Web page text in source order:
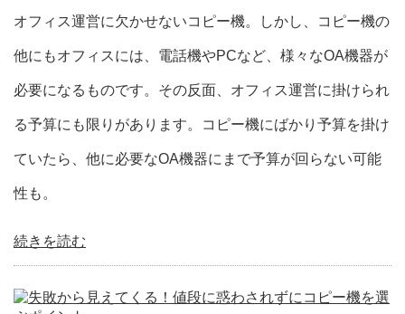
オフィス運営に欠かせないコピー機。しかし、コピー機の
他にもオフィスには、電話機やPCなど、様々なOA機器が
必要になるものです。その反面、オフィス運営に掛けられ
る予算にも限りがあります。コピー機にばかり予算を掛け
ていたら、他に必要なOA機器にまで予算が回らない可能
性も。
続きを読む